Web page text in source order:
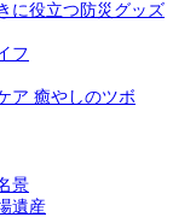
に役立つ防災グッズ
フ
ア 癒やしのツボ
景
遺産